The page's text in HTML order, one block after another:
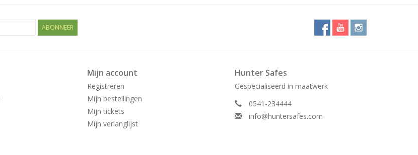
ABONNEER
Mijn account
Registreren
Mijn bestellingen
Mijn tickets
Mijn verlanglijst
Hunter Safes
Gespecialiseerd in maatwerk
0541-234444
info@huntersafes.com